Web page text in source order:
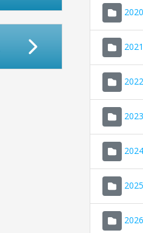
2020
2021
2022
2023
2024
2025
2026